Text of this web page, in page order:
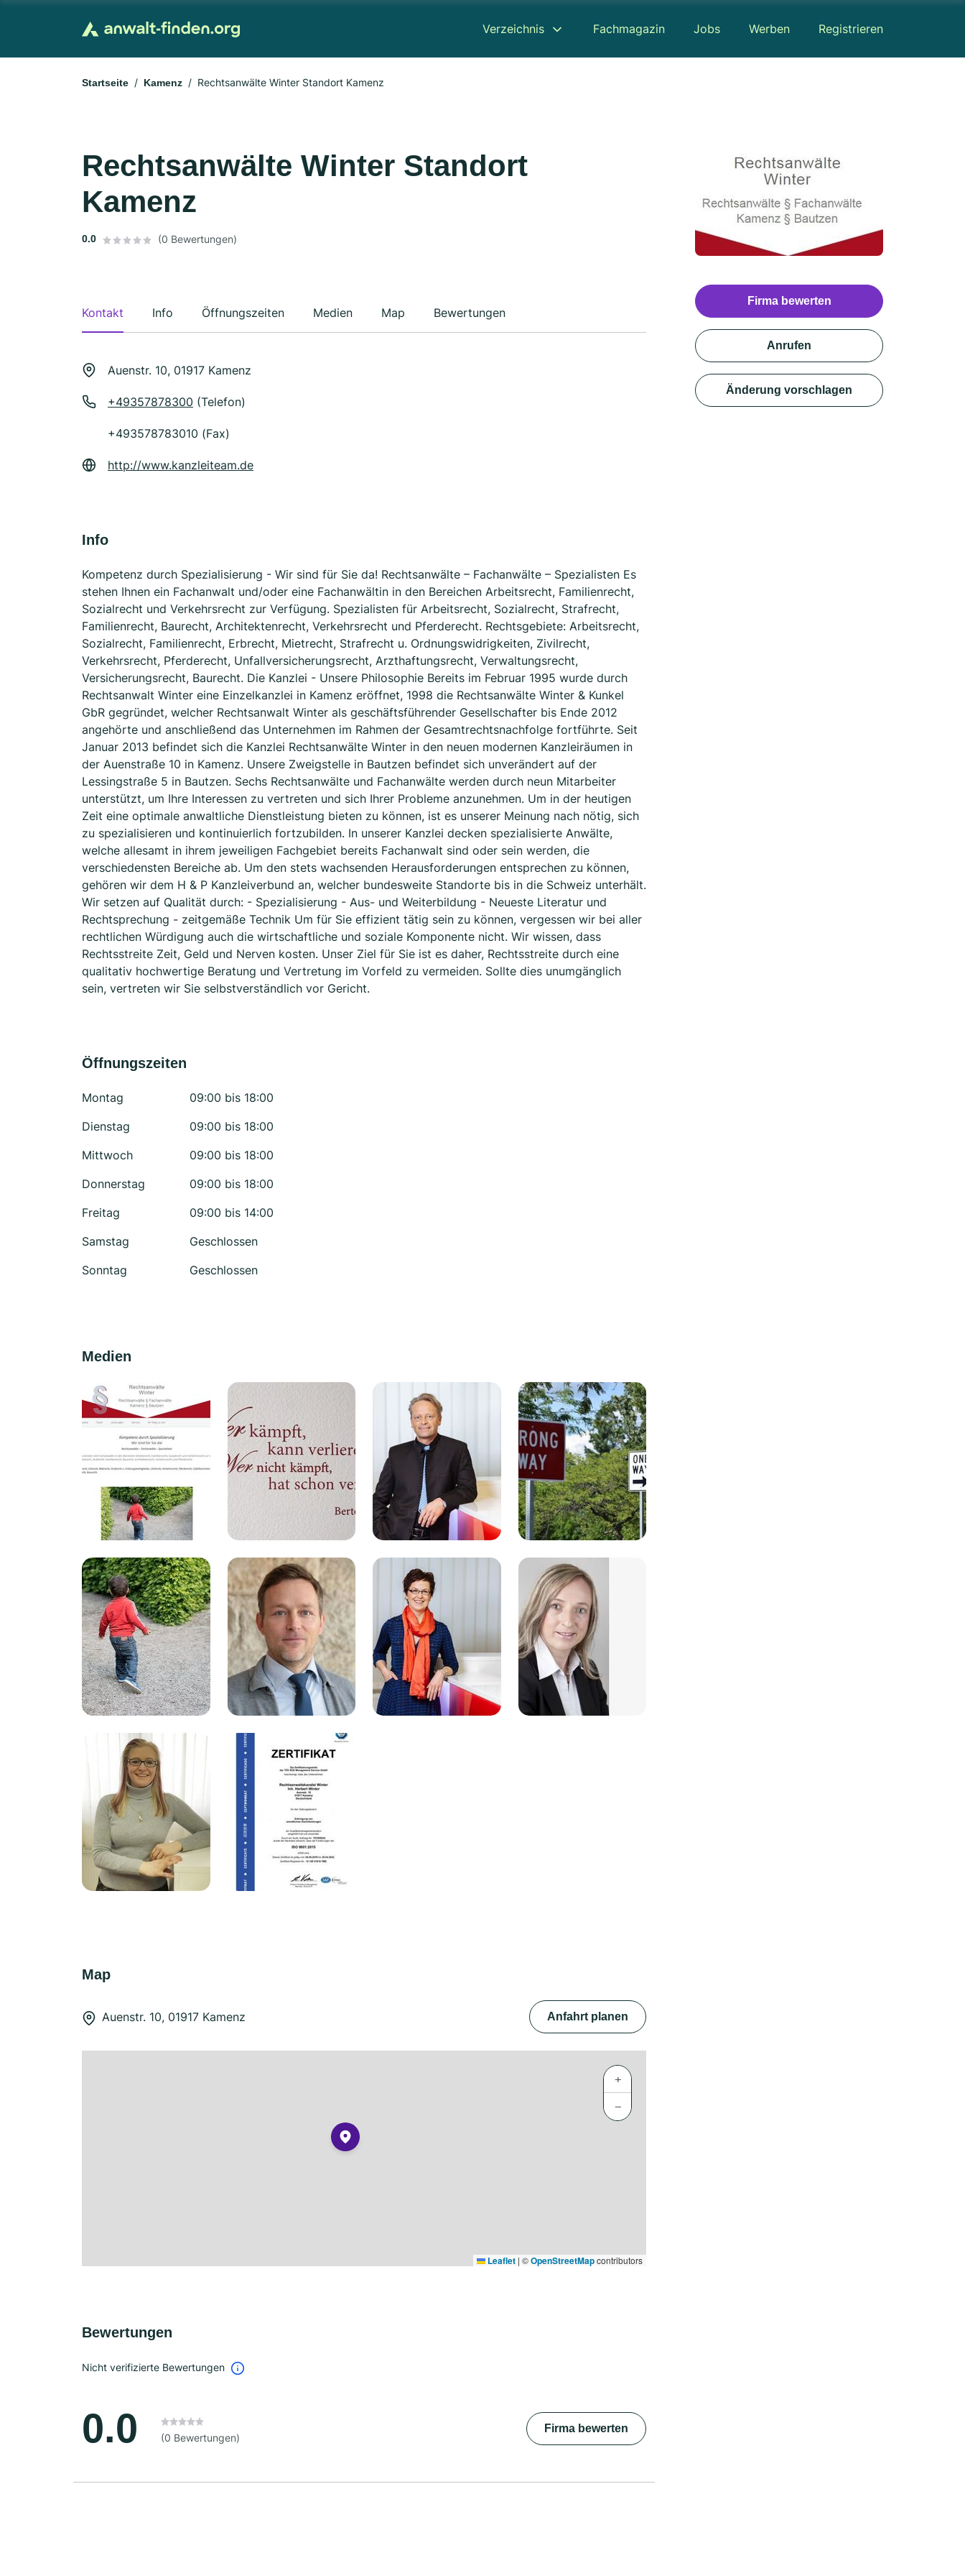
Verzeichnis Fachmagazin Jobs Werben Registrieren
Startseite Kamenz Rechtsanwälte Winter Standort Kamenz
Rechtsanwälte Winter Standort
Kamenz
0.0 (0 Bewertungen)
Kontakt Info Öffnungszeiten Medien Map Bewertungen
Auenstr. 10, 01917 Kamenz
+49357878300 (Telefon)
+493578783010 (Fax)
http://www.kanzleiteam.de
Info
Kompetenz durch Spezialisierung - Wir sind für Sie da! Rechtsanwälte – Fachanwälte – Spezialisten Es
stehen Ihnen ein Fachanwalt und/oder eine Fachanwältin in den Bereichen Arbeitsrecht, Familienrecht,
Sozialrecht und Verkehrsrecht zur Verfügung. Spezialisten für Arbeitsrecht, Sozialrecht, Strafrecht,
Familienrecht, Baurecht, Architektenrecht, Verkehrsrecht und Pferderecht. Rechtsgebiete: Arbeitsrecht,
Sozialrecht, Familienrecht, Erbrecht, Mietrecht, Strafrecht u. Ordnungswidrigkeiten, Zivilrecht,
Verkehrsrecht, Pferderecht, Unfallversicherungsrecht, Arzthaftungsrecht, Verwaltungsrecht,
Versicherungsrecht, Baurecht. Die Kanzlei - Unsere Philosophie Bereits im Februar 1995 wurde durch
Rechtsanwalt Winter eine Einzelkanzlei in Kamenz eröffnet, 1998 die Rechtsanwälte Winter & Kunkel
GbR gegründet, welcher Rechtsanwalt Winter als geschäftsführender Gesellschafter bis Ende 2012
angehörte und anschließend das Unternehmen im Rahmen der Gesamtrechtsnachfolge fortführte. Seit
Januar 2013 befindet sich die Kanzlei Rechtsanwälte Winter in den neuen modernen Kanzleiräumen in
der Auenstraße 10 in Kamenz. Unsere Zweigstelle in Bautzen befindet sich unverändert auf der
Lessingstraße 5 in Bautzen. Sechs Rechtsanwälte und Fachanwälte werden durch neun Mitarbeiter
unterstützt, um Ihre Interessen zu vertreten und sich Ihrer Probleme anzunehmen. Um in der heutigen
Zeit eine optimale anwaltliche Dienstleistung bieten zu können, ist es unserer Meinung nach nötig, sich
zu spezialisieren und kontinuierlich fortzubilden. In unserer Kanzlei decken spezialisierte Anwälte,
welche allesamt in ihrem jeweiligen Fachgebiet bereits Fachanwalt sind oder sein werden, die
verschiedensten Bereiche ab. Um den stets wachsenden Herausforderungen entsprechen zu können,
gehören wir dem H & P Kanzleiverbund an, welcher bundesweite Standorte bis in die Schweiz unterhält.
Wir setzen auf Qualität durch: - Spezialisierung - Aus- und Weiterbildung - Neueste Literatur und
Rechtsprechung - zeitgemäße Technik Um für Sie effizient tätig sein zu können, vergessen wir bei aller
rechtlichen Würdigung auch die wirtschaftliche und soziale Komponente nicht. Wir wissen, dass
Rechtsstreite Zeit, Geld und Nerven kosten. Unser Ziel für Sie ist es daher, Rechtsstreite durch eine
qualitativ hochwertige Beratung und Vertretung im Vorfeld zu vermeiden. Sollte dies unumgänglich
sein, vertreten wir Sie selbstverständlich vor Gericht.
Öffnungszeiten
Montag
09:00 bis 18:00
Dienstag
09:00 bis 18:00
Mittwoch
09:00 bis 18:00
Donnerstag
09:00 bis 18:00
Freitag
09:00 bis 14:00
Samstag
Geschlossen
Sonntag
Geschlossen
Medien
Map
Auenstr. 10, 01917 Kamenz Anfahrt planen
+
−
Leaflet | ©OpenStreetMapcontributors
Bewertungen
Nicht verifizierte Bewertungen
0.0 (0 Bewertungen)
Firma bewerten
Firma bewerten
Anrufen
Änderung vorschlagen